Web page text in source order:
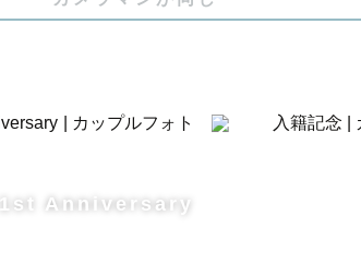
学生の頃は、
1st Anniversary